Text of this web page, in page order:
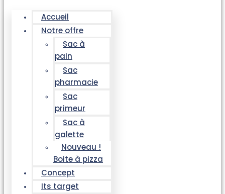
Accueil
Notre offre
Sac à
pain
Sac
pharmacie
Sac
primeur
Sac à
galette
Nouveau !
Boite à pizza
Concept
Its target